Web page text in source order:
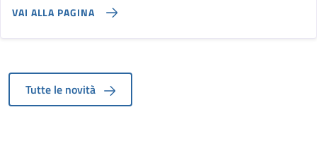
VAI ALLA PAGINA
Tutte le novità